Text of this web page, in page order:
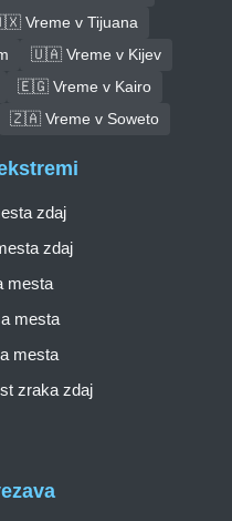
Vreme v Tijuana
🇺🇦 Vreme v Kijev
🇪🇬 Vreme v Kairo
🇿🇦 Vreme v Soweto
zdaj
zdaj
mesta
mesta
mesta
zraka zdaj